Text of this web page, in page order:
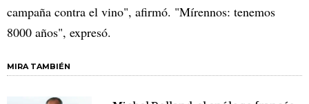
campaña contra el vino", afirmó. "Mírennos: tenemos
8000 años", expresó.
MIRA TAMBIÉN